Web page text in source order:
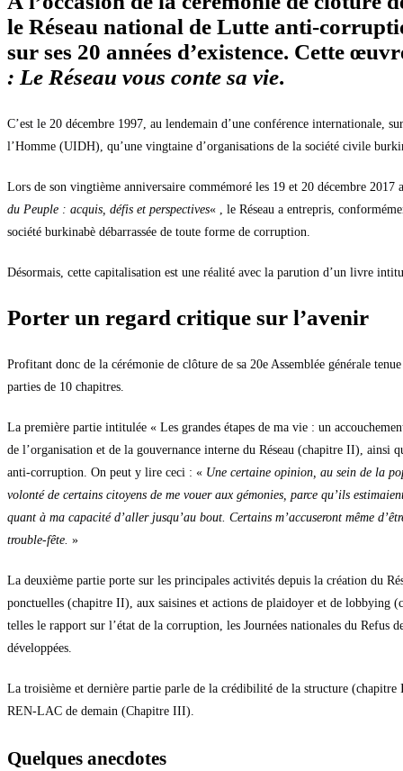
le Réseau national de Lutte anti-
sur ses 20 années d’existence. Cette
: Le Réseau vous conte sa vie.
C’est le 20 décembre 1997, au lendemain d’une conférence internationale,
l’Homme (UIDH), qu’une vingtaine d’organisations de la société civile
Lors de son vingtième anniversaire commémoré les 19 et 20 décembre 2017
du Peuple : acquis, défis et perspectives« , le Réseau a entrepris,
société burkinabè débarrassée de toute forme de corruption.
Désormais, cette capitalisation est une réalité avec la parution d’un livre
Porter un regard critique sur l’avenir
Profitant donc de la cérémonie de clôture de sa 20e Assemblée générale
parties de 10 chapitres.
La première partie intitulée « Les grandes étapes de ma vie : un
de l’organisation et de la gouvernance interne du Réseau (chapitre II),
anti-corruption. On peut y lire ceci : « Une certaine opinion, au sein de la
volonté de certains citoyens de me vouer aux gémonies, parce qu’ils
quant à ma capacité d’aller jusqu’au bout. Certains m’accuseront même
trouble-fête. »
La deuxième partie porte sur les principales activités depuis la création du
ponctuelles (chapitre II), aux saisines et actions de plaidoyer et de
telles le rapport sur l’état de la corruption, les Journées nationales du
développées.
La troisième et dernière partie parle de la crédibilité de la structure
REN-LAC de demain (Chapitre III).
Quelques anecdotes